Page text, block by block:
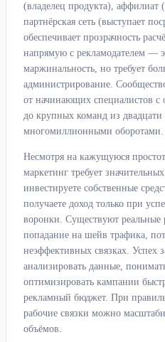
(владелец продукта), аффилиат
партнёрская сеть (выступает
обеспечивает прозрачность
напрямую с рекламодателем —
маржинальность, но требует
администрирование.
от начинающих специалистов
до крупных команд из двадцати
многомиллионными оборотами.
Несмотря на кажущуюся
маркетинг требует
инвестируете собственные
получаете доход только при
воронки. Существуют реальные
попадание на шейв трафика,
неэффективных связках. Успех
анализировать данные,
оптимизировать кампании
рекламный бюджет. При
рабочие связки можно
объёмов.